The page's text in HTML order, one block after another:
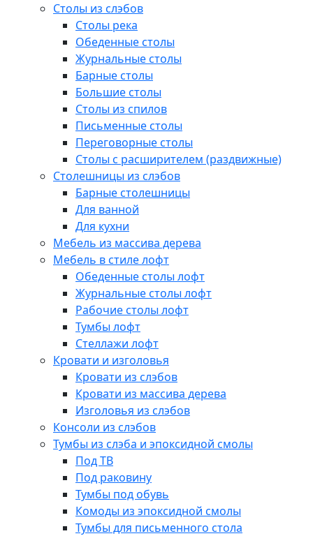
Столы из слэбов
Столы река
Обеденные столы
Журнальные столы
Барные столы
Большие столы
Столы из спилов
Письменные столы
Переговорные столы
Столы с расширителем (раздвижные)
Столешницы из слэбов
Барные столешницы
Для ванной
Для кухни
Мебель из массива дерева
Мебель в стиле лофт
Обеденные столы лофт
Журнальные столы лофт
Рабочие столы лофт
Тумбы лофт
Стеллажи лофт
Кровати и изголовья
Кровати из слэбов
Кровати из массива дерева
Изголовья из слэбов
Консоли из слэбов
Тумбы из слэба и эпоксидной смолы
Под ТВ
Под раковину
Тумбы под обувь
Комоды из эпоксидной смолы
Тумбы для письменного стола